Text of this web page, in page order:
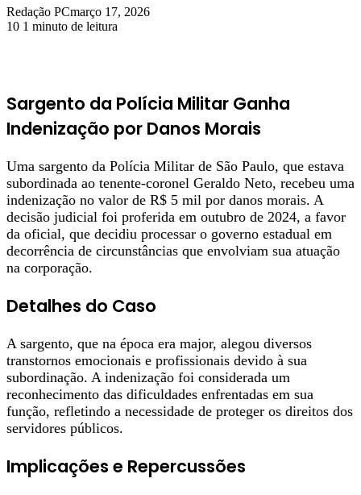
Redação PCmarço 17, 2026
10 1 minuto de leitura
Sargento da Polícia Militar Ganha
Indenização por Danos Morais
Uma sargento da Polícia Militar de São Paulo, que estava
subordinada ao tenente-coronel Geraldo Neto, recebeu uma
indenização no valor de R$ 5 mil por danos morais. A
decisão judicial foi proferida em outubro de 2024, a favor
da oficial, que decidiu processar o governo estadual em
decorrência de circunstâncias que envolviam sua atuação
na corporação.
Detalhes do Caso
A sargento, que na época era major, alegou diversos
transtornos emocionais e profissionais devido à sua
subordinação. A indenização foi considerada um
reconhecimento das dificuldades enfrentadas em sua
função, refletindo a necessidade de proteger os direitos dos
servidores públicos.
Implicações e Repercussões